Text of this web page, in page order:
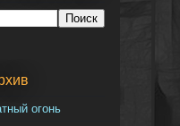
огонь